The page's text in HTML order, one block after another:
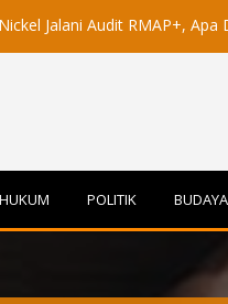
RMAP+, Apa Dampaknya
HUKUM POLITIK BUDAYA